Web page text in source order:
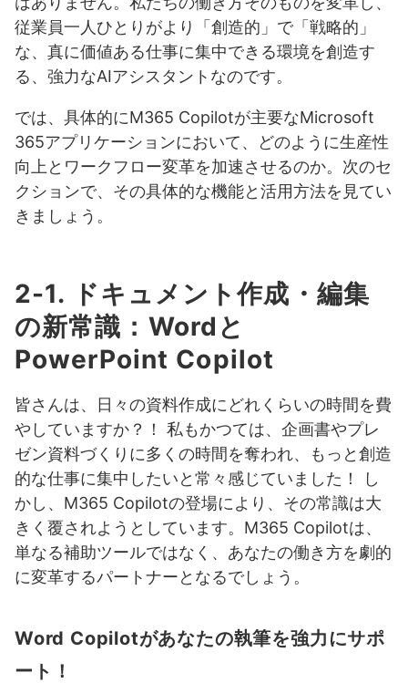
従業員一人ひとりがより「創造的」で「戦略的」
な、真に価値ある仕事に集中できる環境を創造す
る、強力なAIアシスタントなのです。
では、具体的にM365 Copilotが主要なMicrosoft
365アプリケーションにおいて、どのように生産性
向上とワークフロー変革を加速させるのか。次のセ
クションで、その具体的な機能と活用方法を見てい
きましょう。
2-1. ドキュメント作成・編集
の新常識：Wordと
PowerPoint Copilot
皆さんは、日々の資料作成にどれくらいの時間を費
やしていますか？！ 私もかつては、企画書やプレ
ゼン資料づくりに多くの時間を奪われ、もっと創造
的な仕事に集中したいと常々感じていました！ し
かし、M365 Copilotの登場により、その常識は大
きく覆されようとしています。M365 Copilotは、
単なる補助ツールではなく、あなたの働き方を劇的
に変革するパートナーとなるでしょう。
Word Copilotがあなたの執筆を強力にサポ
ート！